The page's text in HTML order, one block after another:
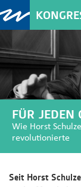
FÜR JEDEN
Wie Horst
revolutionierte
Seit Horst